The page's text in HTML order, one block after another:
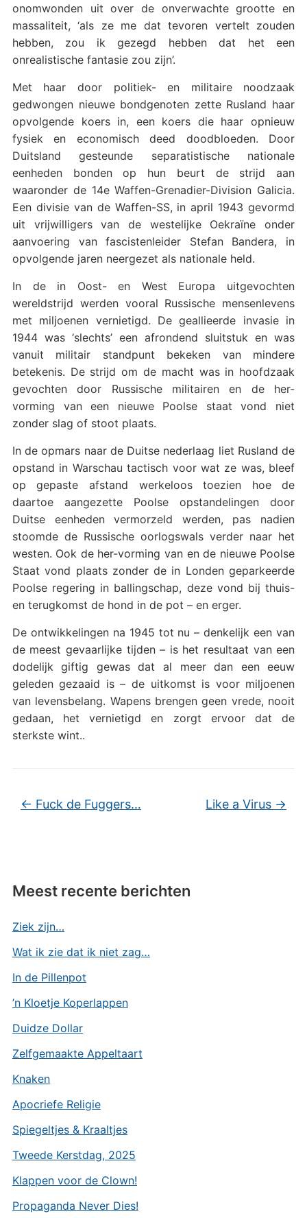
onomwonden uit over de onverwachte grootte en
massaliteit, ‘als ze me dat tevoren vertelt zouden
hebben, zou ik gezegd hebben dat het een
onrealistische fantasie zou zijn’.
Met haar door politiek- en militaire noodzaak
gedwongen nieuwe bondgenoten zette Rusland haar
opvolgende koers in, een koers die haar opnieuw
fysiek en economisch deed doodbloeden. Door
Duitsland gesteunde separatistische nationale
eenheden bonden op hun beurt de strijd aan
waaronder de 14e Waffen-Grenadier-Division Galicia.
Een divisie van de Waffen-SS, in april 1943 gevormd
uit vrijwilligers van de westelijke Oekraïne onder
aanvoering van fascistenleider Stefan Bandera, in
opvolgende jaren neergezet als nationale held.
In de in Oost- en West Europa uitgevochten
wereldstrijd werden vooral Russische mensenlevens
met miljoenen vernietigd. De geallieerde invasie in
1944 was ‘slechts’ een afrondend sluitstuk en was
vanuit militair standpunt bekeken van mindere
betekenis. De strijd om de macht was in hoofdzaak
gevochten door Russische militairen en de her-
vorming van een nieuwe Poolse staat vond niet
zonder slag of stoot plaats.
In de opmars naar de Duitse nederlaag liet Rusland de
opstand in Warschau tactisch voor wat ze was, bleef
op gepaste afstand werkeloos toezien hoe de
daartoe aangezette Poolse opstandelingen door
Duitse eenheden vermorzeld werden, pas nadien
stoomde de Russische oorlogswals verder naar het
westen. Ook de her-vorming van en de nieuwe Poolse
Staat vond plaats zonder de in Londen geparkeerde
Poolse regering in ballingschap, deze vond bij thuis-
en terugkomst de hond in de pot – en erger.
De ontwikkelingen na 1945 tot nu – denkelijk een van
de meest gevaarlijke tijden – is het resultaat van een
dodelijk giftig gewas dat al meer dan een eeuw
geleden gezaaid is – de uitkomst is voor miljoenen
van levensbelang. Wapens brengen geen vrede, nooit
gedaan, het vernietigd en zorgt ervoor dat de
sterkste wint..
← Fuck de Fuggers… Like a Virus →
Meest recente berichten
Ziek zijn…
Wat ik zie dat ik niet zag…
In de Pillenpot
’n Kloetje Koperlappen
Duidze Dollar
Zelfgemaakte Appeltaart
Knaken
Apocriefe Religie
Spiegeltjes & Kraaltjes
Tweede Kerstdag, 2025
Klappen voor de Clown!
Propaganda Never Dies!